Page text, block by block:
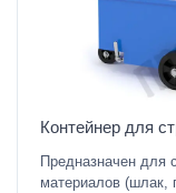
Контейнер для
Предназначен для
материалов (шлак,